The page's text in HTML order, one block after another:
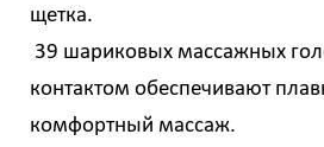
щетка.
39 шариковых массажных
контактом обеспечивают
комфортный массаж.